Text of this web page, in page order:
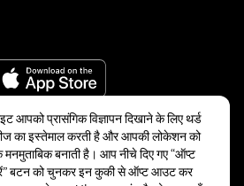
आपको प्रासंगिक विज्ञापन दिखाने के लिए थर्ड
का इस्तेमाल करती है और आपकी लोकेशन को
बनाती है। आप नीचे दिए गए “ऑप्ट
बटन को चुनकर इन कुकी से ऑप्ट आउट कर